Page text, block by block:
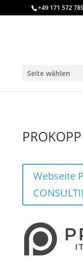
+49 171 572
Seite wählen
Webseite